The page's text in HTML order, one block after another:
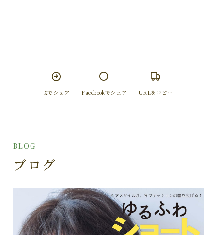
Xでシェア Facebookでシェア URLをコピー
BLOG
ブログ